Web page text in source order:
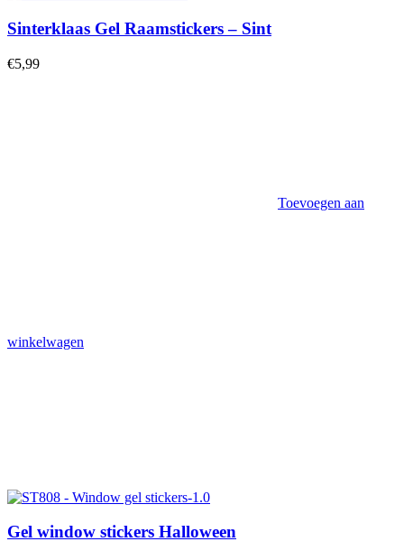
Sinterklaas Gel Raamstickers – Sint
€5,99
Toevoegen aan
winkelwagen
Gel window stickers Halloween